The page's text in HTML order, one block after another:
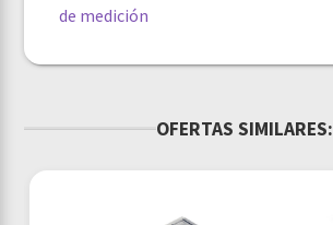
de medición
OFERTAS SIMILARES: